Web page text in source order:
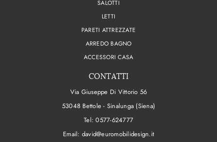
SALOTTI
LETTI
PARETI ATTREZZATE
ARREDO BAGNO
ACCESSORI CASA
CONTATTI
Via Giuseppe Di Vittorio 56
53048 Bettole - Sinalunga (Siena)
Tel:0577-624777
Email: david@euromobilidesign.it